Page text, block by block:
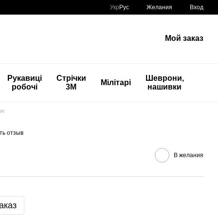
Укр Рус Желания Вход
Мой заказ
Рукавиці
робочі
Стрічки
3М
Мілітарі
Шеврони,
нашивки
отзыв
В желания